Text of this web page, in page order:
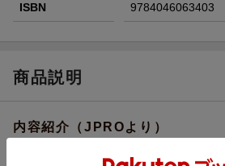
ISBN 9784046063403
商品説明
内容紹介（JPROより）
笑い声あふれる「森ケの日常」を見て、